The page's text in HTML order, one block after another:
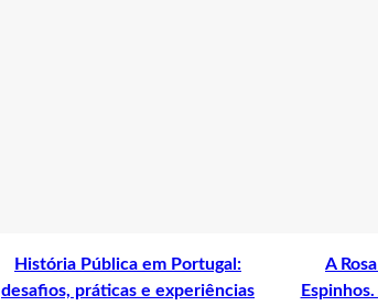
História Pública em Portugal:
desafios, práticas e experiências
A